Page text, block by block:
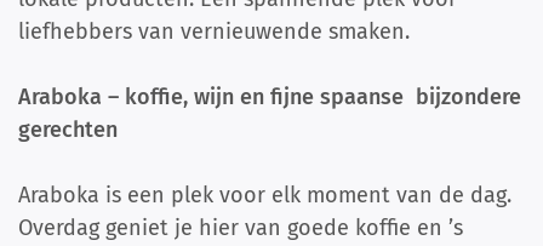
liefhebbers van vernieuwende smaken.
Araboka – koffie, wijn en fijne spaanse bijzondere
gerechten
Araboka is een plek voor elk moment van de dag.
Overdag geniet je hier van goede koffie en ’s